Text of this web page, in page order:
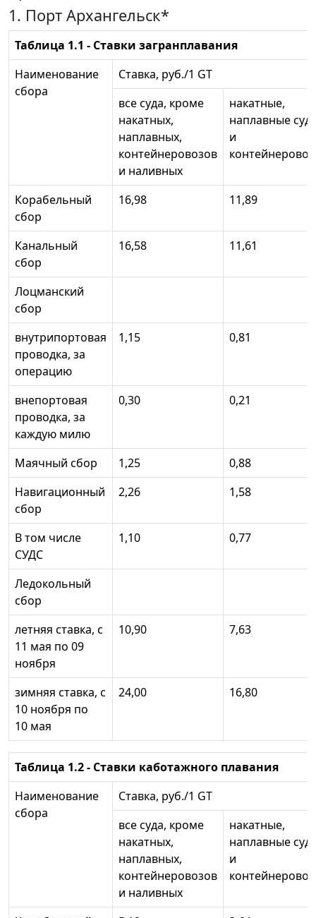
1. Порт Архангельск*
Таблица 1.1 - Ставки загранплавания
Наименование
сбора
Ставка, руб./1 GT
все суда, кроме
накатных,
наплавных,
контейнеровозов
и наливных
накатные,
наплавные
и
Корабельный
сбор
16,98 11,89
Канальный
сбор
16,58 11,61
Лоцманский
сбор
внутрипортовая
проводка, за
операцию
1,15 0,81
внепортовая
проводка, за
каждую милю
0,30 0,21
Маячный сбор 1,25
0,88
Навигационный
сбор
2,26 1,58
В том числе
СУДС
1,10 0,77
Ледокольный
сбор
летняя ставка, с
11 мая по 09
ноября
10,90 7,63
зимняя ставка, с
10 ноября по
10 мая
24,00 16,80
Таблица 1.2 - Ставки каботажного плавания
Наименование
сбора
Ставка, руб./1 GT
все суда, кроме
накатных,
наплавных,
контейнеровозов
и наливных
накатные,
наплавные
и